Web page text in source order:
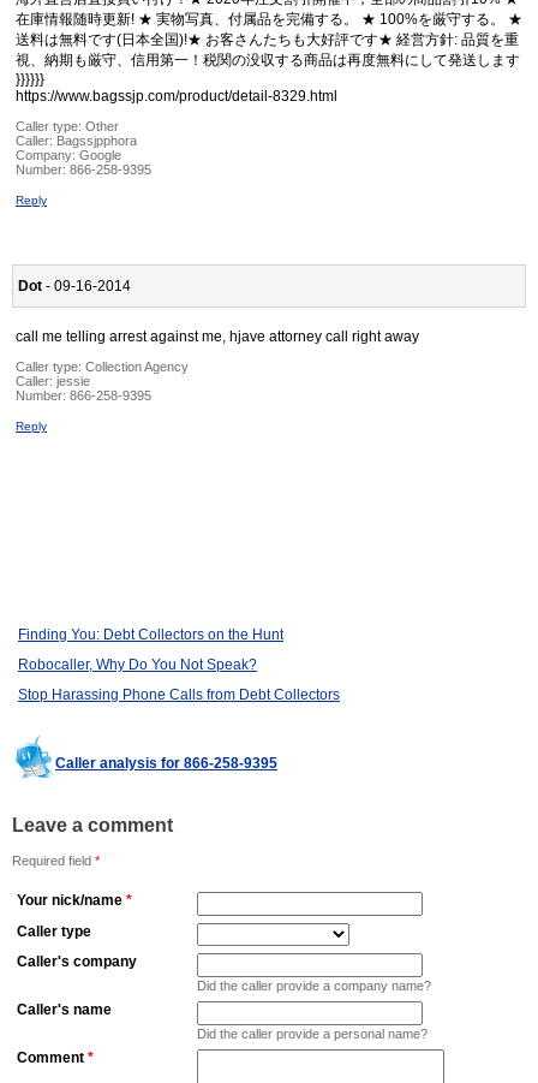
在庫情報随時更新! ★ 実物写真、付属品を完備する。 ★ 100%を厳守する。 ★
送料は無料です(日本全国)!★ お客さんたちも大好評です★ 経営方針: 品質を重
視、納期も厳守、信用第一！税関の没収する商品は再度無料にして発送します
}}}}}}
https://www.bagssjp.com/product/detail-8329.html
Caller type: Other
Caller: Bagssjpphora
Company: Google
Number: 866-258-9395
Reply
Dot - 09-16-2014
call me telling arrest against me, hjave attorney call right away
Caller type: Collection Agency
Caller: jessie
Number: 866-258-9395
Reply
Finding You: Debt Collectors on the Hunt
Robocaller, Why Do You Not Speak?
Stop Harassing Phone Calls from Debt Collectors
Caller analysis for 866-258-9395
Leave a comment
Required field *
Your nick/name *
Caller type
Caller's company
Did the caller provide a company name?
Caller's name
Did the caller provide a personal name?
Comment *